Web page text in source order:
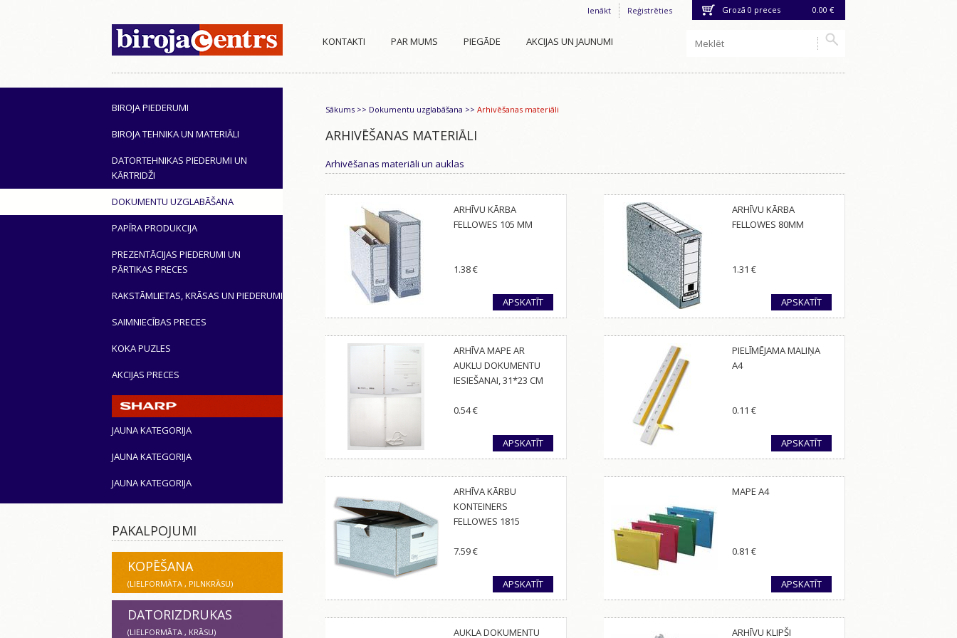
Grozā 0 preces 0.00 €
Ienākt Reģistrēties
KONTAKTI PAR MUMS PIEGĀDE AKCIJAS UN JAUNUMI
BIROJA PIEDERUMI
BIROJA TEHNIKA UN MATERIĀLI
DATORTEHNIKAS PIEDERUMI UN
KĀRTRIDŽI
DOKUMENTU UZGLABĀŠANA
PAPĪRA PRODUKCIJA
PREZENTĀCIJAS PIEDERUMI UN
PĀRTIKAS PRECES
RAKSTĀMLIETAS, KRĀSAS UN PIEDERUMI
SAIMNIECĪBAS PRECES
KOKA PUZLES
AKCIJAS PRECES
JAUNA KATEGORIJA
JAUNA KATEGORIJA
JAUNA KATEGORIJA
Sākums >> Dokumentu uzglabāšana >> Arhivēšanas materiāli
ARHIVĒŠANAS MATERIĀLI
Arhivēšanas materiāli un auklas
ARHĪVU KĀRBA
FELLOWES 105 MM
1.38€
APSKATĪT
ARHĪVU KĀRBA
FELLOWES 80MM
1.31 €
APSKATĪT
ARHĪVA MAPE AR
AUKLU DOKUMENTU
IESIEŠANAI, 31*23 CM
0.54€
APSKATĪT
PIELĪMĒJAMA MALIŅA
A4
0.11 €
APSKATĪT
ARHĪVA KĀRBU
KONTEINERS
FELLOWES 1815
7.59€
APSKATĪT
MAPE A4
0.81 €
APSKATĪT
AUKLA DOKUMENTU ARHĪVU KLIPŠI
PAKALPOJUMI
KOPĒŠANA
(LIELFORMĀTA , PILNKRĀSU)
DATORIZDRUKAS
(LIELFORMĀTA , KRĀSU)